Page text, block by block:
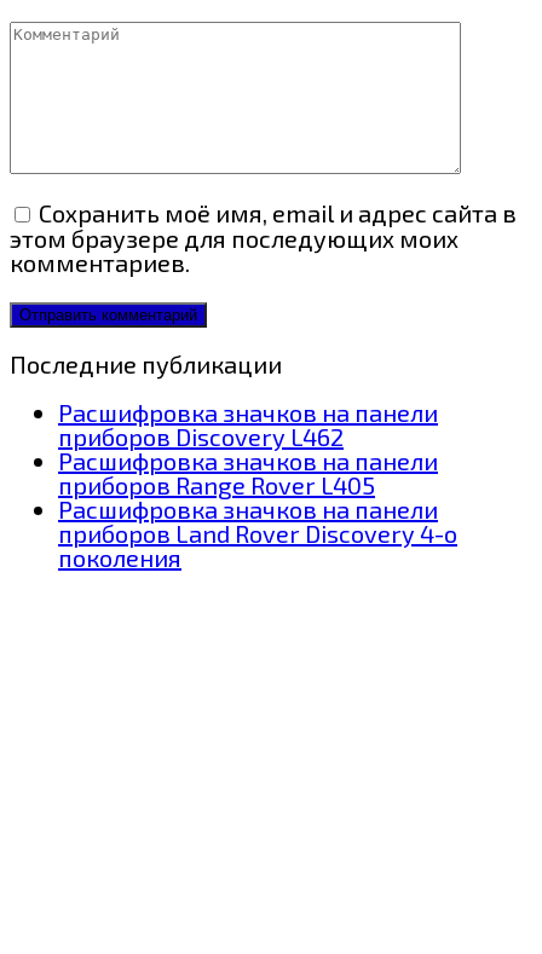
Комментарий
Сохранить моё имя, email и адрес сайта в
этом браузере для последующих моих
комментариев.
Последние публикации
Расшифровка значков на панели
приборов Discovery L462
Расшифровка значков на панели
приборов Range Rover L405
Расшифровка значков на панели
приборов Land Rover Discovery 4-о
поколения